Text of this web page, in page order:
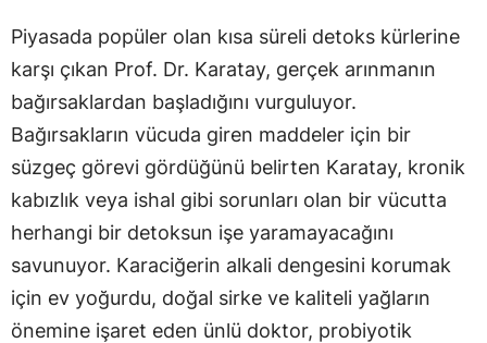
Piyasada popüler olan kısa süreli detoks kürlerine
karşı çıkan Prof. Dr. Karatay, gerçek arınmanın
bağırsaklardan başladığını vurguluyor.
Bağırsakların vücuda giren maddeler için bir
süzgeç görevi gördüğünü belirten Karatay, kronik
kabızlık veya ishal gibi sorunları olan bir vücutta
herhangi bir detoksun işe yaramayacağını
savunuyor. Karaciğerin alkali dengesini korumak
için ev yoğurdu, doğal sirke ve kaliteli yağların
önemine işaret eden ünlü doktor, probiyotik